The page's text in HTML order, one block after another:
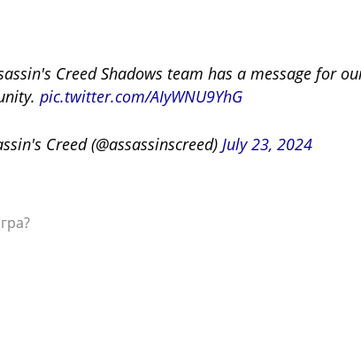
Creed Shadows team has a message for
pic.twitter.com/AIyWNU9YhG
Creed (@assassinscreed)July 23, 2024